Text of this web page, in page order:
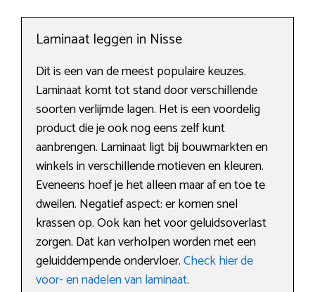
Laminaat leggen in Nisse
Dit is een van de meest populaire keuzes.
Laminaat komt tot stand door verschillende
soorten verlijmde lagen. Het is een voordelig
product die je ook nog eens zelf kunt
aanbrengen. Laminaat ligt bij bouwmarkten en
winkels in verschillende motieven en kleuren.
Eveneens hoef je het alleen maar af en toe te
dweilen. Negatief aspect: er komen snel
krassen op. Ook kan het voor geluidsoverlast
zorgen. Dat kan verholpen worden met een
geluiddempende ondervloer.Check hier de
voor- en nadelen van laminaat.